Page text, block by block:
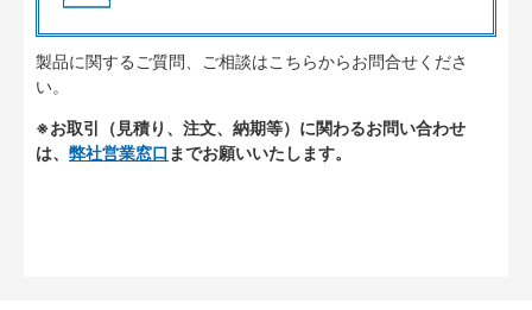
製品に関するご質問、ご相談はこちらからお問合せくださ
い。
※お取引（見積り、注文、納期等）に関わるお問い合わせ
は、 弊社営業窓口 までお願いいたします。